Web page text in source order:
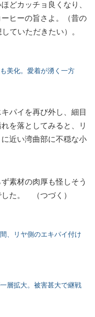
どカッチョ良くなり、
ヒーの旨さよ。（昔の
ていただきたい）。
美化。愛着が湧く一方
パイを再び外し、細目
を落としてみると、リ
近い湾曲部に不穏な小
素材の肉厚も怪しそう
た。 （つづく）
、リヤ側のエキパイ付け
層拡大。被害甚大で継戦